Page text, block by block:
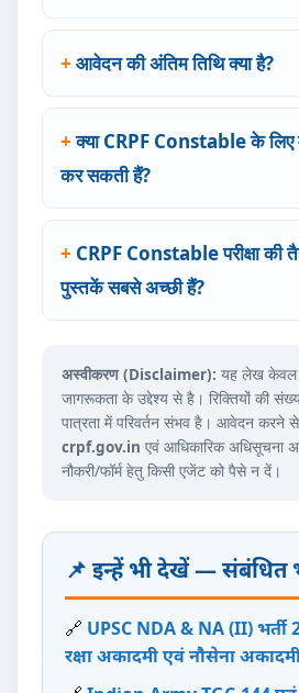
आवेदन की अंतिम तिथि क्या है?
क्या CRPF Constable के लिए
कर सकती हैं?
CRPF Constable परीक्षा की
पुस्तकें सबसे अच्छी हैं?
अस्वीकरण (Disclaimer): यह लेख केवल
जागरूकता के उद्देश्य से है। रिक्तियों की
पात्रता में परिवर्तन संभव है। आवेदन करने
crpf.gov.in एवं आधिकारिक अधिसूचना
नौकरी/फॉर्म हेतु किसी एजेंट को पैसे न दें।
📌 इन्हें भी देखें — संबंधित
🔗 UPSC NDA & NA (II) भर्ती
रक्षा अकादमी एवं नौसेना अकादमी